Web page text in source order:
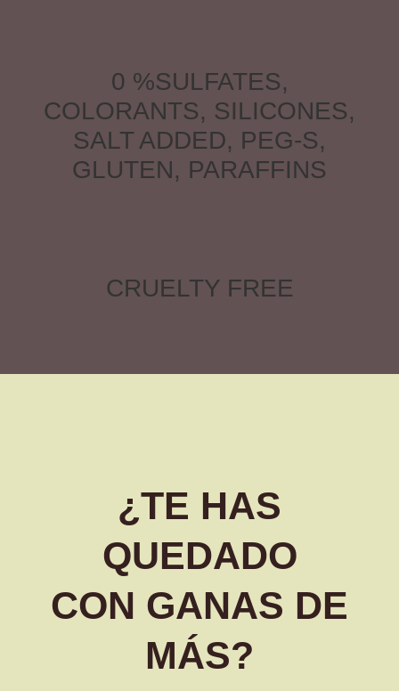
0 %SULFATES,
COLORANTS, SILICONES,
SALT ADDED, PEG-S,
GLUTEN, PARAFFINS
CRUELTY FREE
¿tE HAS
QUEDADO
CON GANAS DE
MÁS?